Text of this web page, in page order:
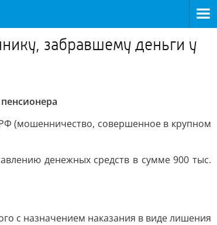
забравшему деньги у
(мошенничество, совершенное в крупном
денежных средств в сумме 900 тыс.
с назначением наказания в виде лишения